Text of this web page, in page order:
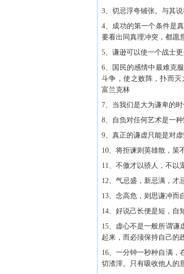
3、切忌浮夸铺张。与其
4、成功的第一个条件是
要看出同真理冲突，都愿
5、谦逊可以使一个战士
6、国民的感情中最难克
斗争，使之败阵，扑而灭
富兰克林
7、当我们是大为谦卑的
8、自负对任何艺术是一
9、真正的谦虚只能是对
10、将拒谏则英雄散，策
11、不傲才以骄人，不以
12、气忌盛，新忌满，才
13、念高危，则思谦冲而
14、好说己长便是短，自
15、虚心不是一般所谓谦
起来，而必须保持自己的
16、一分钟一秒种自满，
切渣滓。只有吸收他人的